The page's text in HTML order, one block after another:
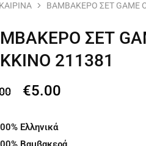
ΒΑΜΒΑΚΕΡΟ ΣΕΤ GAME
ΣΕΤ
211381
€5.00
Ελληνικά